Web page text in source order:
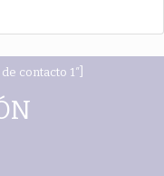
contacto 1″]